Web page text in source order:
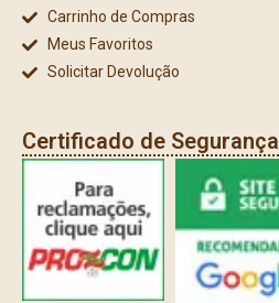
Carrinho de Compras
Meus Favoritos
Solicitar Devolução
Certificado de Segurança